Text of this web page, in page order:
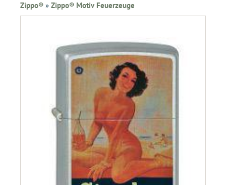
Zippo® » Zippo® Motiv Feuerzeuge